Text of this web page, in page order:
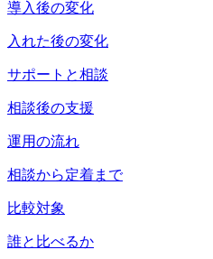
導入後の変化
入れた後の変化
サポートと相談
相談後の支援
運用の流れ
相談から定着まで
比較対象
誰と比べるか